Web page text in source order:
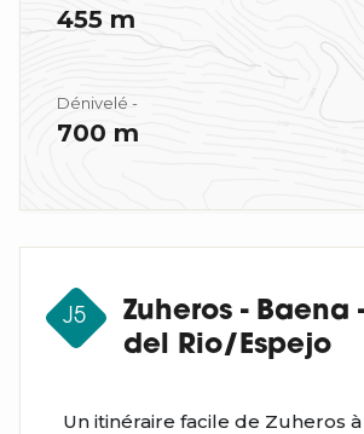
455 m
Dénivelé -
700 m
J5
Zuheros - Baena
del Rio/Espejo
Un itinéraire facile de Zuheros à